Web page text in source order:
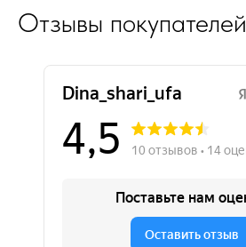
Отзывы покупателей